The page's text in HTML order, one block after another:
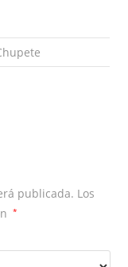
publicada. Los
*